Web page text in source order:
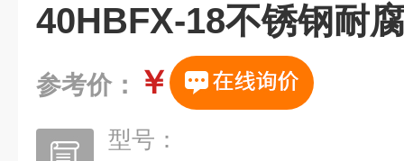
40HBFX-18不锈钢耐
参考价： ￥
型号：